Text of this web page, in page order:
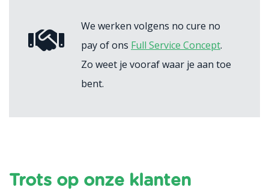
We werken volgens no cure no
pay of ons Full Service Concept.
Zo weet je vooraf waar je aan toe
bent.
Trots op onze klanten